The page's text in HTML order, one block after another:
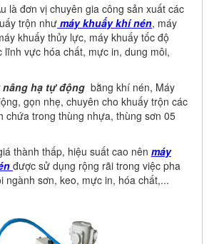
là đơn vị chuyên gia công sản xuất các
trộn như máy khuấy khí nén, máy
khuấy thủy lực, máy khuấy tốc độ
lĩnh vực hóa chất, mực in, dung môi,
nâng hạ tự động bằng khí nén, Máy
gọn nhẹ, chuyên cho khuấy trộn các
chứa trong thùng nhựa, thùng sơn 05
thành thấp, hiệu suất cao nên máy
được sử dụng rộng rãi trong việc pha
ngành sơn, keo, mực in, hóa chất,...